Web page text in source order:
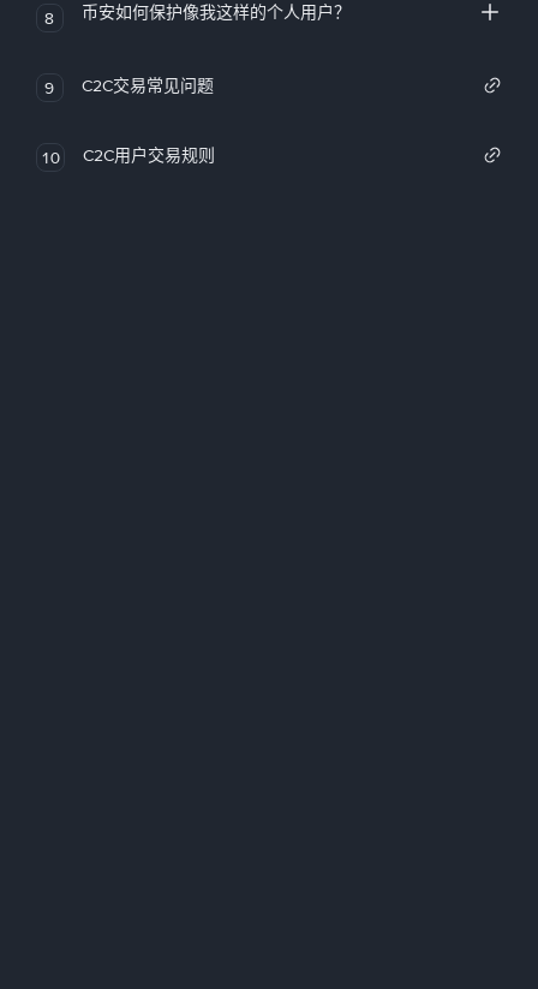
8 币安如何保护像我这样的个人用户？
9 C2C交易常见问题
10 C2C用户交易规则